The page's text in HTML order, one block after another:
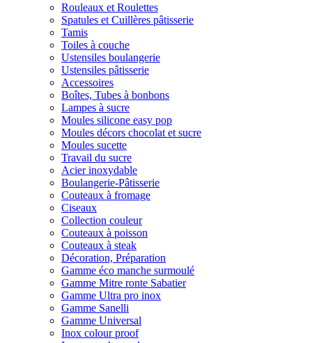
Rouleaux et Roulettes
Spatules et Cuillères pâtisserie
Tamis
Toiles à couche
Ustensiles boulangerie
Ustensiles pâtisserie
Accessoires
Boîtes, Tubes à bonbons
Lampes à sucre
Moules silicone easy pop
Moules décors chocolat et sucre
Moules sucette
Travail du sucre
Acier inoxydable
Boulangerie-Pâtisserie
Couteaux à fromage
Ciseaux
Collection couleur
Couteaux à poisson
Couteaux à steak
Décoration, Préparation
Gamme éco manche surmoulé
Gamme Mitre ronte Sabatier
Gamme Ultra pro inox
Gamme Sanelli
Gamme Universal
Inox colour proof